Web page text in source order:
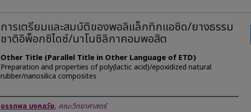
การเตรียมเเละสมบัติของพอลิแล็กทิกแอซิด/ยางธรรม
ชาติอิพ็อกซิไดซ์/นาโนซิลิกาคอมพอสิต
Other Title (Parallel Title in Other Language of ETD)
Preparation and properties of poly(lactic acid)/epoxidized natural
rubber/nanosilica composites
Author
อรรถพล มงคลวัย, คณะวิทยาศาสตร์